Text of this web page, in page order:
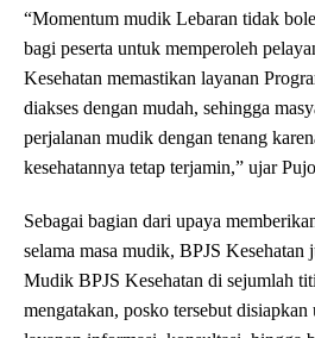
“Momentum mudik Lebaran tidak
bagi peserta untuk memperoleh
Kesehatan memastikan layanan
diakses dengan mudah, sehingga
perjalanan mudik dengan tenang
kesehatannya tetap terjamin,” ujar
Sebagai bagian dari upaya
selama masa mudik, BPJS Kesehatan
Mudik BPJS Kesehatan di sejumlah
mengatakan, posko tersebut